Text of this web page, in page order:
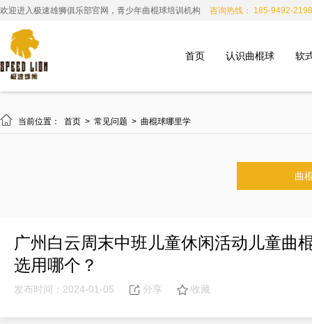
欢迎进入极速雄狮俱乐部官网，青少年曲棍球培训机构 咨询热线： 185-9492-2198
首页 认识曲棍球 软
 当前位置： 首页 > 常见问题 > 曲棍球哪里学
曲
广州白云周末中班儿童休闲活动儿童曲
选用哪个？
发布时间：2024-01-05 分享 收藏